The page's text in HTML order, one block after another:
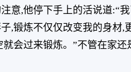
意,他停下手上的活说道:“
,锻炼不仅仅改变我的身材,
会过来锻炼。”不管在家